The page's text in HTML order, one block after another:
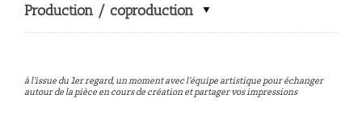
Production / coproduction
à l’issue du 1er regard, un moment avec l’équipe artistique pour échanger
autour de la pièce en cours de création et partager vos impressions